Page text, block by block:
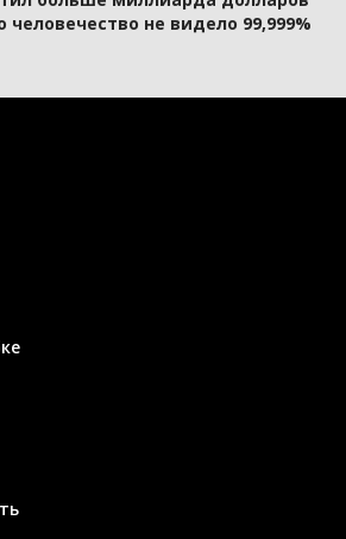
человечество не видело 99,999%